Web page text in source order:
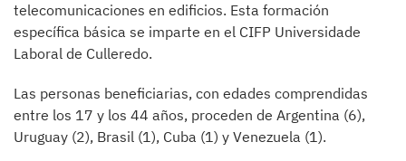
telecomunicaciones en edificios. Esta formación
específica básica se imparte en el CIFP Universidade
Laboral de Culleredo.
Las personas beneficiarias, con edades comprendidas
entre los 17 y los 44 años, proceden de Argentina (6),
Uruguay (2), Brasil (1), Cuba (1) y Venezuela (1).